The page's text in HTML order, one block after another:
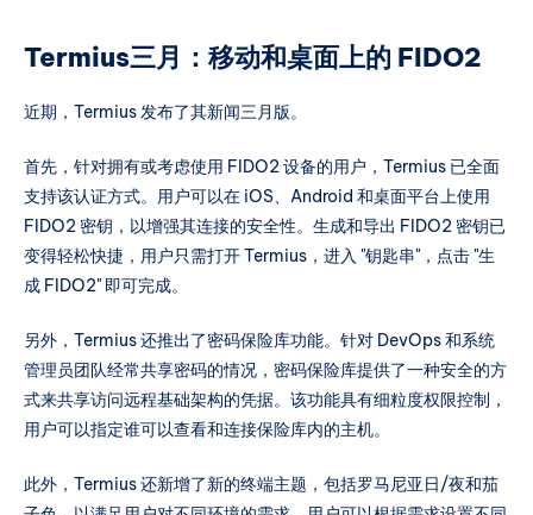
效信息并留下有效联系方式的投稿者，无论其投稿
是否被采用，每周日都有机会参与抽奖。 * 每周将
服务五折优惠券。 * 每周将随机抽取一名获奖者，
纳投稿奖励： * 被采用的投稿将直接获得一张中介
服务一折优惠券。 月度有效投稿数量统计奖励： *
每月最后一天，根据后台统计的相同联系方式和相
同网站注册的电子邮箱账户下的非垃圾投稿数量，
进行如下奖励分配： * 最多投稿数量的个人将获得
三的个人将分别获得一张中介服务免费优惠券。 月
度被采纳投稿数量统计奖励： * 每月最后一天，根
据后台统计的相同联系HOSTEYEFOXCOO 站内归
档
Termius三月：移动和桌面上的 FIDO2
近期，Termius 发布了其新闻三月版。
首先，针对拥有或考虑使用 FIDO2 设备的用户，Termius 已全面
支持该认证方式。用户可以在 iOS、Android 和桌面平台上使用
FIDO2 密钥，以增强其连接的安全性。生成和导出 FIDO2 密钥已
变得轻松快捷，用户只需打开 Termius，进入 "钥匙串"，点击 "生
成 FIDO2" 即可完成。
另外，Termius 还推出了密码保险库功能。针对 DevOps 和系统
管理员团队经常共享密码的情况，密码保险库提供了一种安全的方
式来共享访问远程基础架构的凭据。该功能具有细粒度权限控制，
用户可以指定谁可以查看和连接保险库内的主机。
此外，Termius 还新增了新的终端主题，包括罗马尼亚日/夜和茄